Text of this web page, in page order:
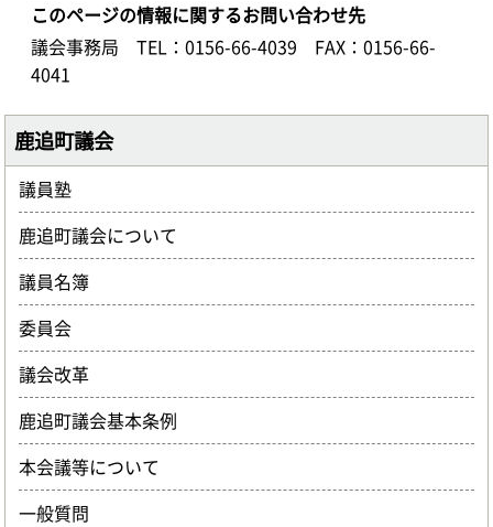
このページの情報に関するお問い合わせ先
議会事務局
TEL：0156-66-4039
FAX：0156-66-
4041
鹿追町議会
議員塾
鹿追町議会について
議員名簿
委員会
議会改革
鹿追町議会基本条例
本会議等について
一般質問